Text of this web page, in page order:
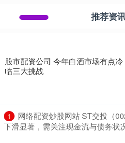
推荐资
股市配资公司 今年白酒市场有点
临三大挑战
1
网络配资炒股网站 ST交投（
下滑显著，需关注现金流与债务状